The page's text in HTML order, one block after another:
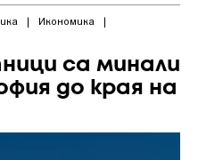
| Икономика |
са минали
до края на